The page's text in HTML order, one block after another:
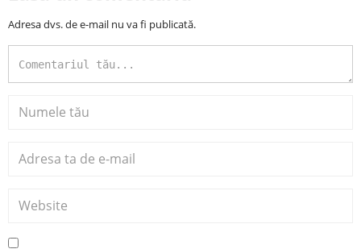
Adresa dvs. de e-mail nu va fi publicată.